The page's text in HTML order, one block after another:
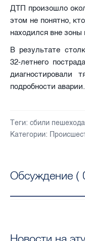
ДТП произошло
этом не понятно,
находился вне зоны
В результате
32-летнего
диагностировали
подробности
Теги: сбили пешехода
Категории:
Обсуждение (